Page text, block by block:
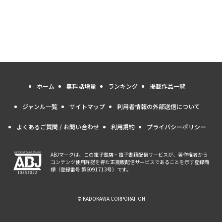
ホーム 無料話増量 ランキング 掲載作品一覧
ジャンル一覧 サイトマップ 利用者情報の外部送信について
よくあるご質問 / お問い合わせ 利用規約 プライバシーポリシー
ABJマークは、この電子書店・電子書籍配信サービスが、著作権者から
コンテンツ使用許諾を得た正規版配信サービスであることを示す登録商
標（登録番号 第6091713号）です。
© KADOKAWA CORPORATION